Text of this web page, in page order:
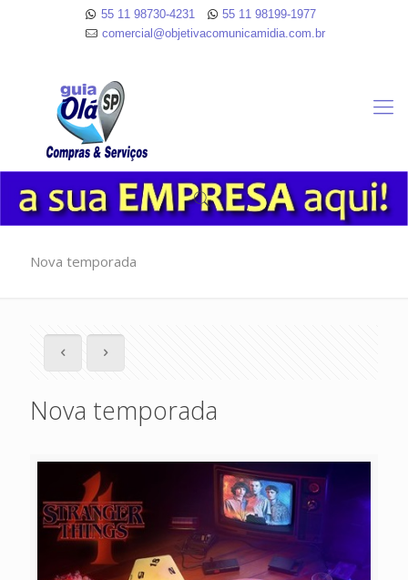
55 11 98730-4231
55 11 98199-1977
comercial@objetivacomunicamidia.com.br
Nova temporada
Nova temporada